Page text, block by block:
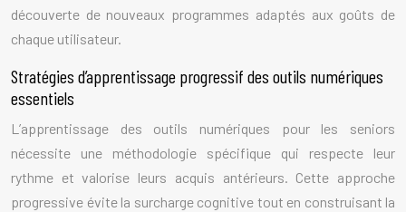
découverte de nouveaux programmes adaptés aux goûts de
chaque utilisateur.
Stratégies d’apprentissage progressif des outils numériques
essentiels
L’apprentissage des outils numériques pour les seniors
nécessite une méthodologie spécifique qui respecte leur
rythme et valorise leurs acquis antérieurs. Cette approche
progressive évite la surcharge cognitive tout en construisant la